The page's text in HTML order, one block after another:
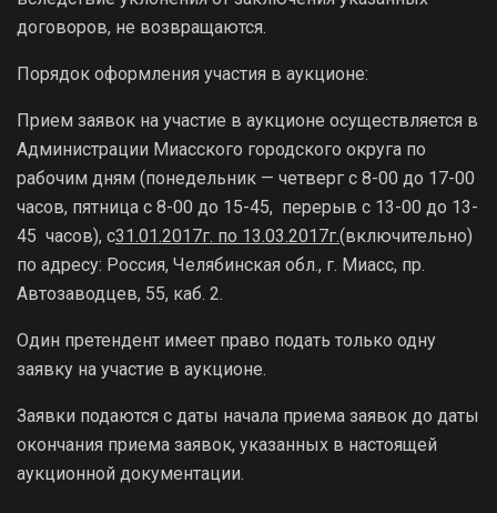
договоров, не возвращаются.
Порядок оформления участия в аукционе:
Прием заявок на участие в аукционе осуществляется в
Администрации Миасского городского округа по
рабочим дням (понедельник — четверг с 8-00 до 17-00
часов, пятница с 8-00 до 15-45, перерыв с 13-00 до 13-
45 часов), с31.01.2017г. по 13.03.2017г.(включительно)
по адресу: Россия, Челябинская обл., г. Миасс, пр.
Автозаводцев, 55, каб. 2.
Один претендент имеет право подать только одну
заявку на участие в аукционе.
Заявки подаются с даты начала приема заявок до даты
окончания приема заявок, указанных в настоящей
аукционной документации.